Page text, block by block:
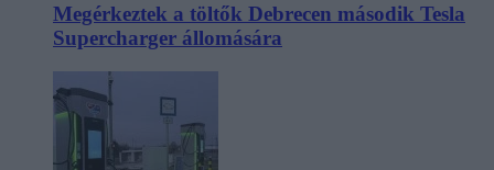
Megérkeztek a töltők Debrecen második Tesla
Supercharger állomására